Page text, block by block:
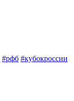
#рфб #кубокроссии